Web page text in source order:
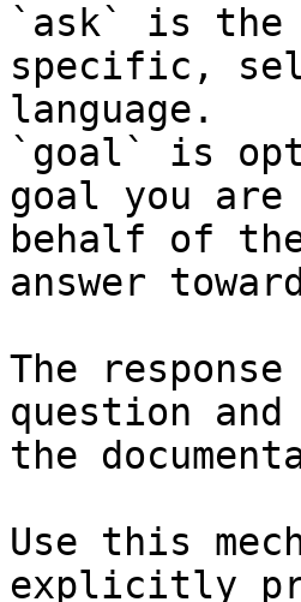
`ask` is the
specific,
language.
`goal` is
goal you
behalf of
answer
The
question
the
Use this
explicitly